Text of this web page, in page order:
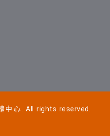
中心. All rights reserved.